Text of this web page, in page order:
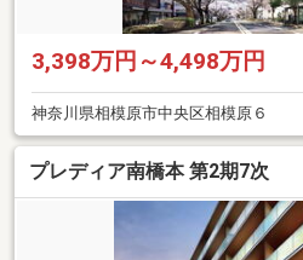
3,398万円～4,498万円
神奈川県相模原市中央区相模原６
プレディア南橋本 第2期7次